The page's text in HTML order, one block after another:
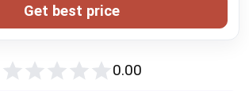
0.00
Get best price